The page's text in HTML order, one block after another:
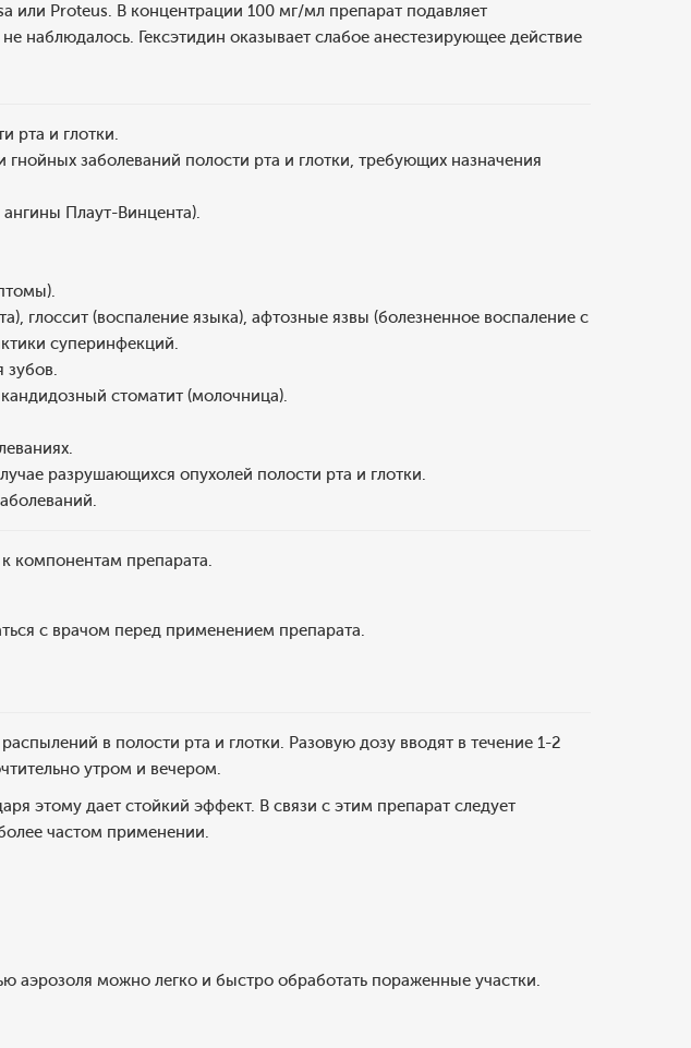
Proteus. В концентрации 100 мг/мл препарат подавляет
наблюдалось. Гексэтидин оказывает слабое анестезирующее действие
рта и глотки.
заболеваний полости рта и глотки, требующих назначения
Плаут-Винцента).
глоссит (воспаление языка), афтозные язвы (болезненное воспаление с
суперинфекций.
зубов.
стоматит (молочница).
разрушающихся опухолей полости рта и глотки.
компонентам препарата.
с врачом перед применением препарата.
в полости рта и глотки. Разовую дозу вводят в течение 1-2
утром и вечером.
этому дает стойкий эффект. В связи с этим препарат следует
частом применении.
аэрозоля можно легко и быстро обработать пораженные участки.